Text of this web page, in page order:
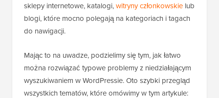
sklepy internetowe, katalogi,witryny członkowskie lub
blogi, które mocno polegają na kategoriach i tagach
do nawigacji.
Mając to na uwadze, podzielimy się tym, jak łatwo
można rozwiązać typowe problemy z niedziałającym
wyszukiwaniem w WordPressie. Oto szybki przegląd
wszystkich tematów, które omówimy w tym artykule: